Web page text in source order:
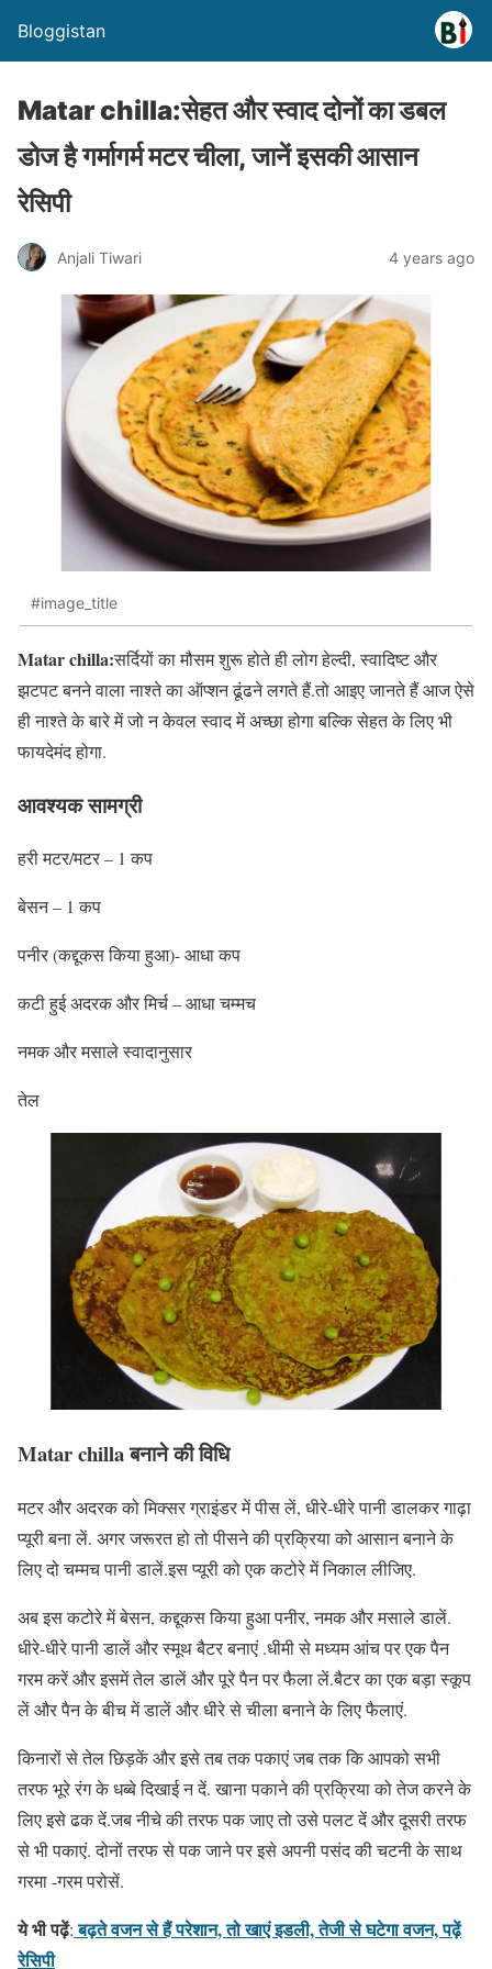
Bloggistan
Matar chilla:सेहत और स्वाद दोनों का डबल
डोज है गर्मागर्म मटर चीला, जानें इसकी आसान
रेसिपी
Anjali Tiwari 4 years ago
#image_title
Matar chilla:सर्दियों का मौसम शुरू होते ही लोग हेल्दी, स्वादिष्ट और
झटपट बनने वाला नाश्ते का ऑप्शन ढूंढने लगते हैं.तो आइए जानते हैं आज ऐसे
ही नाश्ते के बारे में जो‌ न‌ केवल स्वाद में अच्छा होगा बल्कि सेहत के लिए भी
फायदेमंद होगा.
आवश्यक सामग्री
हरी मटर/मटर – 1 कप
बेसन – 1 कप
पनीर (कद्दूकस किया हुआ)- आधा कप
कटी हुई अदरक और मिर्च – आधा चम्मच
नमक और मसाले स्वादानुसार
तेल
Matar chillaबनाने की विधि
मटर और अदरक को मिक्सर ग्राइंडर में पीस लें, धीरे-धीरे पानी डालकर गाढ़ा
प्यूरी बना लें. अगर जरूरत हो तो पीसने की प्रक्रिया को आसान बनाने के
लिए दो चम्मच पानी डालें.इस प्यूरी को एक कटोरे में निकाल लीजिए.
अब इस कटोरे में बेसन, कद्दूकस किया हुआ पनीर, नमक और मसाले डालें.
धीरे-धीरे पानी डालें और स्मूथ बैटर बनाएं .धीमी से मध्यम आंच पर एक पैन
गरम करें और इसमें तेल डालें और पूरे पैन पर फैला लें.बैटर का एक बड़ा स्कूप
लें और पैन के बीच में डालें और धीरे से चीला बनाने के लिए फैलाएं.
किनारों से तेल छिड़कें और इसे तब तक पकाएं जब तक कि आपको सभी
तरफ भूरे रंग के धब्बे दिखाई न दें. खाना पकाने की प्रक्रिया को तेज करने के
लिए इसे ढक दें.जब नीचे की तरफ पक जाए तो उसे पलट दें और दूसरी तरफ
से भी पकाएं. दोनों तरफ से पक जाने पर इसे अपनी पसंद की चटनी के साथ
गरमा -गरम परोसें.
ये भी पढ़ें:बढ़ते वजन से हैं परेशान, तो खाएं इडली, तेजी से घटेगा वजन, पढ़ें
रेसिपी